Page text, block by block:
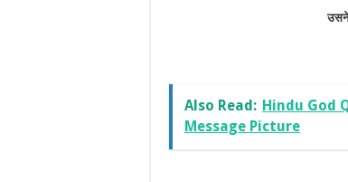
उसने
Also Read: Hindu God
Message Picture